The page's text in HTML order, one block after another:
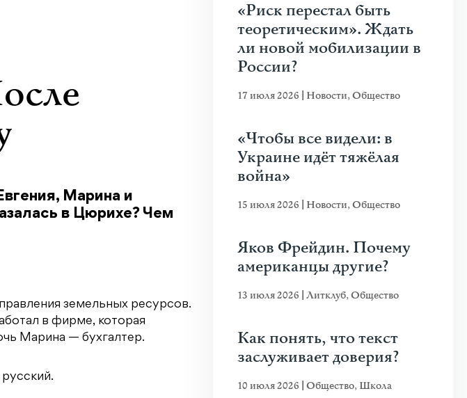
Марина и
в Цюрихе? Чем
земельных ресурсов.
в фирме, которая
Марина — бухгалтер.
«Риск перестал быть
теоретическим». Ждать
ли новой мобилизации в
России?
17 июля 2026 Новости,Общество
«Чтобы все видели: в
Украине идёт тяжёлая
война»
15 июля 2026 Новости,Общество
Яков Фрейдин. Почему
американцы другие?
13 июля 2026 Литклуб,Общество
Как понять, что текст
заслуживает доверия?
10 июля 2026 Общество, Школа